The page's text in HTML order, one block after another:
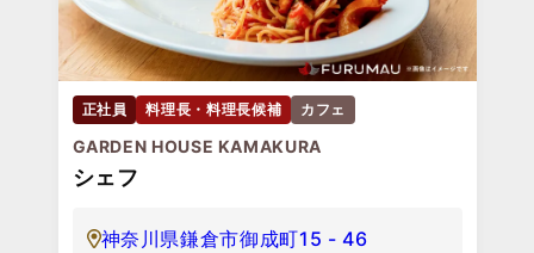
正社員 料理長・料理長候補 カフェ
GARDEN HOUSE KAMAKURA
シェフ
神奈川県鎌倉市御成町15 - 46